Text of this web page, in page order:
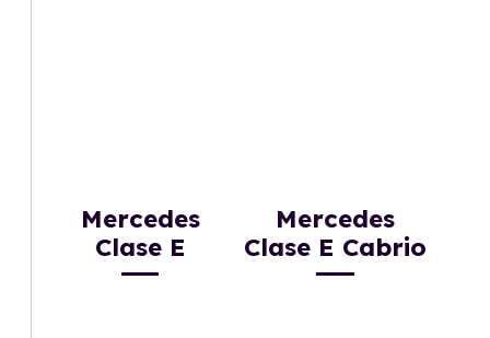
Mercedes
Clase E
Mercedes
Clase E Cabrio